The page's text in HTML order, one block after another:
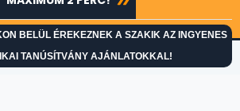
BELÜL ÉREKEZNEK A SZAKIK AZ INGYENES
TANÚSÍTVÁNY AJÁNLATOKKAL!